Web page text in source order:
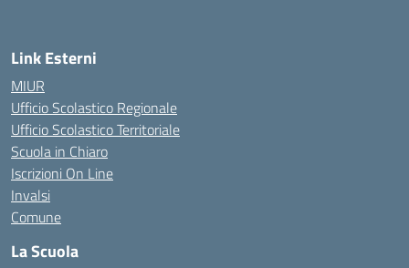
Link Esterni
MIUR
Ufficio Scolastico Regionale
Ufficio Scolastico Territoriale
Scuola in Chiaro
Iscrizioni On Line
Invalsi
Comune
La Scuola